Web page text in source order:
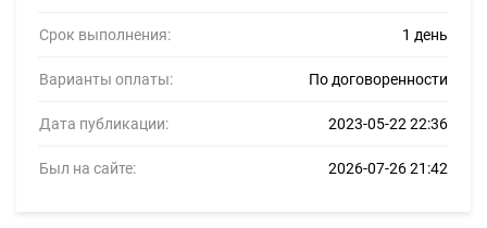
Срок выполнения: 1 день
Варианты оплаты: По договоренности
Дата публикации: 2023-05-22 22:36
Был на сайте: 2026-07-26 21:42